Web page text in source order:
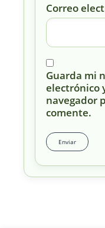
Correo
Guarda mi
electrónico
navegador
comente.